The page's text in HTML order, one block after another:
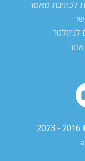
לכתיבת מאמר
a